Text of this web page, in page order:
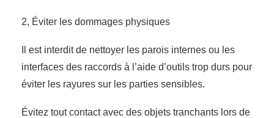
2, Éviter les dommages physiques
Il est interdit de nettoyer les parois internes ou les
interfaces des raccords à l’aide d’outils trop durs pour
éviter les rayures sur les parties sensibles.
Évitez tout contact avec des objets tranchants lors de